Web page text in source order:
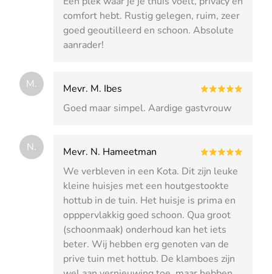
comfort hebt. Rustig gelegen, ruim, zeer
goed geoutilleerd en schoon. Absolute
aanrader!
M.
Mevr. M. Ibes
Goed maar simpel. Aardige gastvrouw
N.
Mevr. N. Hameetman
We verbleven in een Kota. Dit zijn leuke
kleine huisjes met een houtgestookte
hottub in de tuin. Het huisje is prima en
opppervlakkig goed schoon. Qua groot
(schoonmaak) onderhoud kan het iets
beter. Wij hebben erg genoten van de
prive tuin met hottub. De klamboes zijn